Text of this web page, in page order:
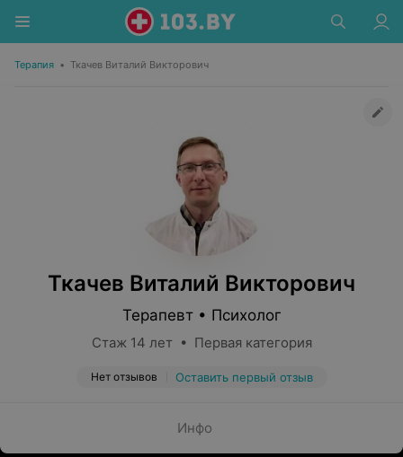
Терапия • Ткачев Виталий Викторович
Ткачев Виталий Викторович
Терапевт • Психолог
Стаж 14 лет • Первая категория
Нет отзывов Оставить первый отзыв
Инфо